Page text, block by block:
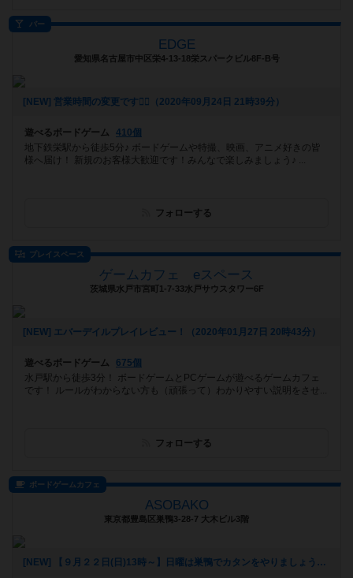
バー
EDGE
愛知県名古屋市中区栄4-13-18栄スパークビル8F-B号
[NEW] 営業時間の変更です🙇‍♂️（2020年09月24日 21時39分）
遊べるボードゲーム
410個
地下鉄栄駅から徒歩5分♪ ボードゲームや特撮、映画、アニメ好きの皆
様へ届け！ 新規のお客様大歓迎です！みんなで楽しみましょう♪ ...
フォローする
プレイスペース
ゲームカフェ eスペース
茨城県水戸市宮町1-7-33水戸サウスタワー6F
[NEW] エバーデイルプレイレビュー！（2020年01月27日 20時43分）
遊べるボードゲーム
675個
水戸駅から徒歩3分！ ボードゲームとPCゲームが遊べるゲームカフェ
です！ ルールがわからない方も（頑張って）わかりやすい説明をさせ...
フォローする
ボードゲームカフェ
ASOBAKO
東京都豊島区巣鴨3-28-7 大木ビル3階
[NEW] 【９月２２日(日)13時～】日曜は巣鴨でカタンをやりましょう！【初めての方も大歓迎！】（2019年09月20日 14時43分）